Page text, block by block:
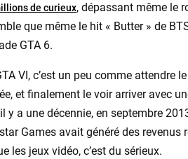
de curieux, dépassant même le
que même le hit « Butter » de
GTA 6.
VI, c’est un peu comme attendre
et finalement le voir arriver avec
y a une décennie, en septembre
Games avait généré des
les jeux vidéo, c’est du sérieux.